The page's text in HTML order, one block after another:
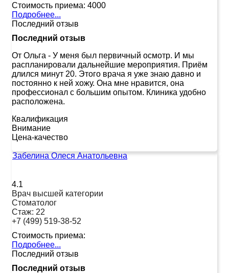
Стоимость приема: 4000
Подробнее...
Последний отзыв
Последний отзыв
От Ольга - У меня был первичный осмотр. И мы
распланировали дальнейшие мероприятия. Приём
длился минут 20. Этого врача я уже знаю давно и
постоянно к ней хожу. Она мне нравится, она
профессионал с большим опытом. Клиника удобно
расположена.
Квалификация
Внимание
Цена-качество
Забелина Олеся Анатольевна
4.1
Врач высшей категории
Стоматолог
Стаж: 22
+7 (499) 519-38-52
Стоимость приема:
Подробнее...
Последний отзыв
Последний отзыв